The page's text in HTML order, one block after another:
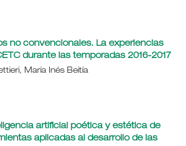
no convencionales. La experiencias
durante las temporadas 2016-2017
María Inés Beitía
artificial poética y estética de
aplicadas al desarrollo de las